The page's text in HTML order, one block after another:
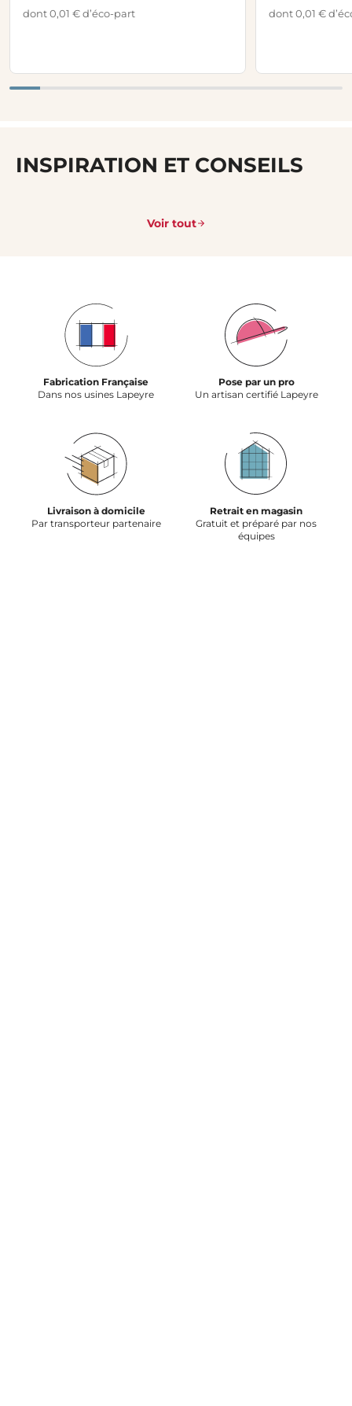
dont 0,01 € d’éco-part dont 0,01 €
INSPIRATION ET CONSEILS
Voir tout
Fabrication Française
Dans nos usines Lapeyre
Pose par un pro
Un artisan certifié Lapeyre
Livraison à domicile
Par transporteur partenaire
Retrait en magasin
Gratuit et préparé par nos
équipes